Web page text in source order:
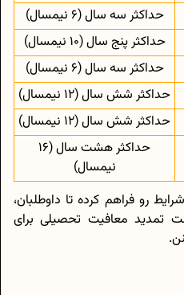
حداکثر سه سال (6 نیمسال)
حداکثر پنج سال (10 نیمسال)
حداکثر سه سال (6 نیمسال)
حداکثر شش سال (12 نیمسال)
حداکثر شش سال (12 نیمسال)
حداکثر هشت سال (16
نیمسال)
رو فراهم کرده تا داوطلبان،
تمدید معافیت تحصیلی برای